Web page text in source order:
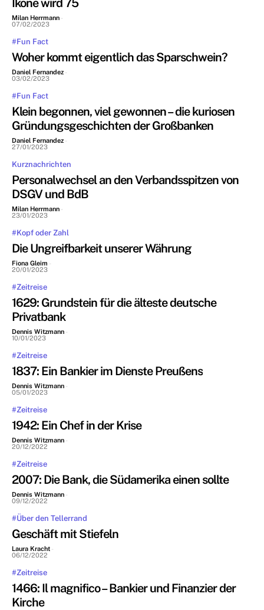
Ikone wird 75
Milan Herrmann -
07/02/2023
#Fun Fact
Woher kommt eigentlich das Sparschwein?
Daniel Fernandez -
03/02/2023
#Fun Fact
Klein begonnen, viel gewonnen – die kuriosen
Gründungsgeschichten der Großbanken
Daniel Fernandez -
27/01/2023
Kurznachrichten
Personalwechsel an den Verbandsspitzen von
DSGV und BdB
Milan Herrmann -
23/01/2023
#Kopf oder Zahl
Die Ungreifbarkeit unserer Währung
Fiona Gleim -
20/01/2023
#Zeitreise
1629: Grundstein für die älteste deutsche
Privatbank
Dennis Witzmann -
10/01/2023
#Zeitreise
1837: Ein Bankier im Dienste Preußens
Dennis Witzmann -
05/01/2023
#Zeitreise
1942: Ein Chef in der Krise
Dennis Witzmann -
20/12/2022
#Zeitreise
2007: Die Bank, die Südamerika einen sollte
Dennis Witzmann -
09/12/2022
#Über den Tellerrand
Geschäft mit Stiefeln
Laura Kracht -
06/12/2022
#Zeitreise
1466: Il magnifico – Bankier und Finanzier der
Kirche